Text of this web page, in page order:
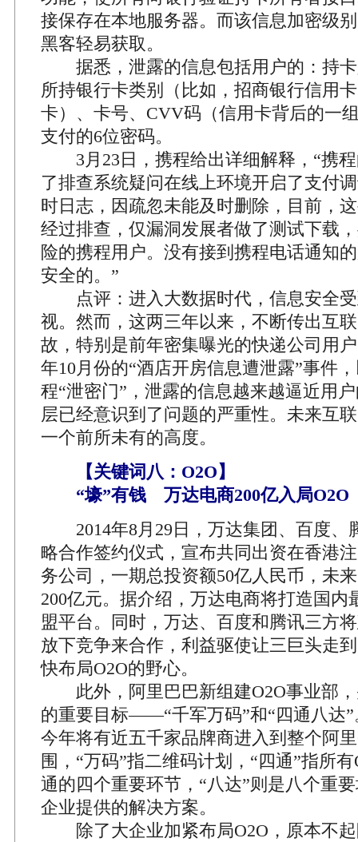
接保存在本地服务器。而该信息加密级
黑客轻易获取。
据悉，泄露的信息包括用户的：持卡
所持银行卡类别（比如，招商银行信用
卡）、卡号、CVV码（信用卡背后的一
支付的6位密码。
3月23日，携程给出详细解释，“携程
了排查系统疑问在线上环境开启了支付
时日志，因疏忽未能及时删除，目前，
经过排查，仅漏洞发展者做了测试下载
险的携程用户。没有接到携程电话通知
安全的。”
点评：进入大数据时代，信息安全受
视。然而，这两三年以来，不断传出互
故，特别是前年密集曝光的快递公司用
年10月份的“酒店开房信息遭泄露”事件
程“泄密门”，泄露的信息越来越逼近用
层已经意识到了问题的严重性。未来互
一个前所未有的高度。
【关键词八：O2O】
“壕”有钱 万达电商200亿入局O2O
2014年8月29日，万达集团、百度、
略合作签约仪式，宣布共同出资在香港
务公司，一期总投资额50亿人民币，未
200亿元。据介绍，万达电商将打造国内
盟平台。同时，万达、百度和腾讯三方
放下竞争来合作，利益驱使让三巨头走
快布局O2O的野心。
此外，阿里巴巴新组建O2O事业部，
的重要目标——“千军万码”和“四通八达”
今年将有近五千家品牌商进入到整个阿
围，“万码”指二维码计划，“四通”指所
通的四个重要环节，“八达”则是八个重
企业提供的解决方案。
除了大企业加紧布局O2O，原本不起